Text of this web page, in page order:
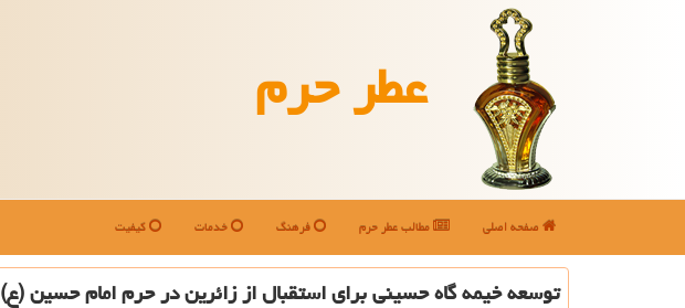
عطر حرم
صفحه اصلی مطالب عطر حرم فرهنگ خدمات کیفیت
توسعه خیمه گاه حسینی برای استقبال از زائرین در حرم امام حسین (ع)